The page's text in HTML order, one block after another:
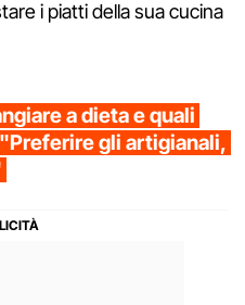
i piatti della sua cucina
a dieta e quali
gli artigianali,